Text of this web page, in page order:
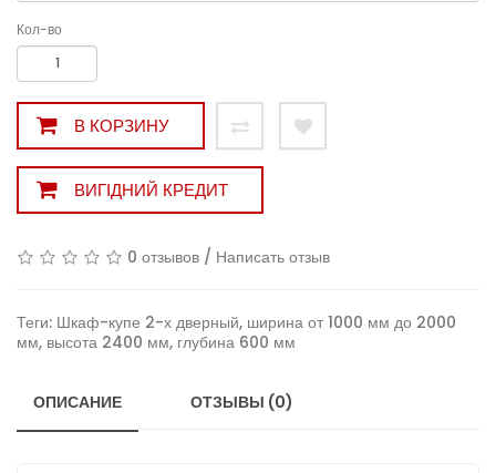
Кол-во
В КОРЗИНУ
ВИГІДНИЙ КРЕДИТ
0 отзывов / Написать отзыв
Теги: Шкаф-купе 2-х дверный, ширина от 1000 мм до 2000
мм, высота 2400 мм, глубина 600 мм
ОПИСАНИЕ ОТЗЫВЫ (0)